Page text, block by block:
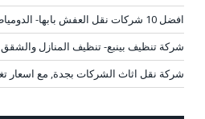
افضل 10 شركات نقل العفش بابها- الدومياطي خصم 55%
شركة تنظيف بينبع- تنظيف المنازل والشقق
شركة نقل اثاث الشركات بجدة, مع اسعار